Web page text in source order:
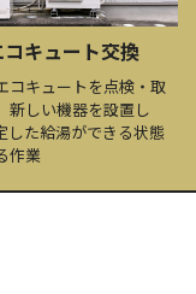
コキュート交換
コキュートを点検・取
新しい機器を設置し
した給湯ができる状態
作業